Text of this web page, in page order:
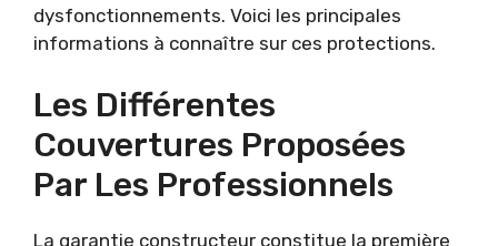
dysfonctionnements. Voici les principales
informations à connaître sur ces protections.
Les Différentes
Couvertures Proposées
Par Les Professionnels
La garantie constructeur constitue la première